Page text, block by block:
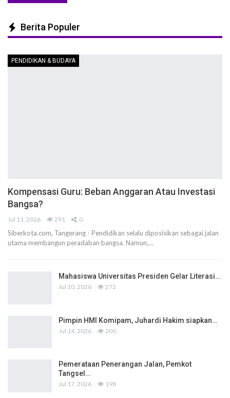
Berita Populer
PENDIDIKAN & BUDAYA
Kompensasi Guru: Beban Anggaran Atau Investasi
Bangsa?
Jul 11, 2026 291 0
Siberkota.com, Tangerang - Pendidikan selalu diposisikan sebagai jalan
utama membangun peradaban bangsa. Namun,…
Mahasiswa Universitas Presiden Gelar Literasi…
Jul 10, 2026 272
Pimpin HMI Komipam, Juhardi Hakim siapkan…
Jul 14, 2026 200
Pemerataan Penerangan Jalan, Pemkot
Tangsel…
Jul 17, 2026 198